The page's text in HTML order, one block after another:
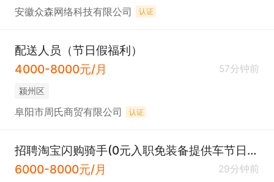
安徽众森网络科技有限公司 认证
配送人员（节日假福利）
4000-8000元/月
57分钟前
颍州区
阜阳市周氏商贸有限公司 认证
招聘淘宝闪购骑手(0元入职免装备提供车节日补贴)
6000-8000元/月
29分钟前